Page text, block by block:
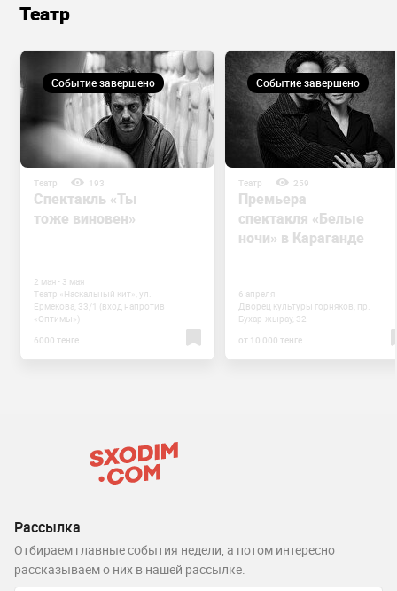
Театр
Событие завершено
Театр 193
Спектакль «Ты
тоже виновен»
2 мая - 3 мая
Театр «Наскальный кит», ул.
Ермекова, 33/1 (вход напротив
«Оптимы»)
6000 тенге
Событие завершено
Театр 259
Премьера
спектакля «Белые
ночи» в Караганде
6 апреля
Дворец культуры горняков, пр.
Бухар-жырау, 32
от 10 000 тенге
Рассылка
Отбираем главные события недели, а потом интересно
рассказываем о них в нашей рассылке.